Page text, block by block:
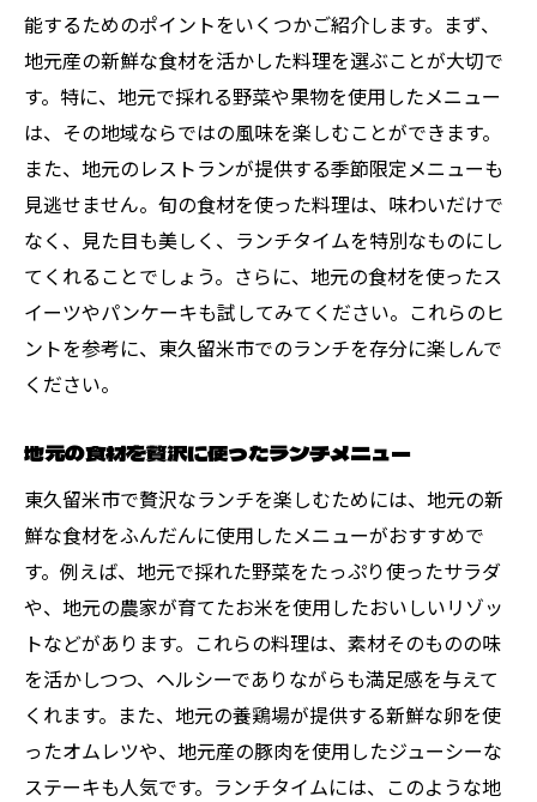
能するためのポイントをいくつかご紹介します。まず、
地元産の新鮮な食材を活かした料理を選ぶことが大切で
す。特に、地元で採れる野菜や果物を使用したメニュー
は、その地域ならではの風味を楽しむことができます。
また、地元のレストランが提供する季節限定メニューも
見逃せません。旬の食材を使った料理は、味わいだけで
なく、見た目も美しく、ランチタイムを特別なものにし
てくれることでしょう。さらに、地元の食材を使ったス
イーツやパンケーキも試してみてください。これらのヒ
ントを参考に、東久留米市でのランチを存分に楽しんで
ください。
地元の食材を贅沢に使ったランチメニュー
東久留米市で贅沢なランチを楽しむためには、地元の新
鮮な食材をふんだんに使用したメニューがおすすめで
す。例えば、地元で採れた野菜をたっぷり使ったサラダ
や、地元の農家が育てたお米を使用したおいしいリゾッ
トなどがあります。これらの料理は、素材そのものの味
を活かしつつ、ヘルシーでありながらも満足感を与えて
くれます。また、地元の養鶏場が提供する新鮮な卵を使
ったオムレツや、地元産の豚肉を使用したジューシーな
ステーキも人気です。ランチタイムには、このような地